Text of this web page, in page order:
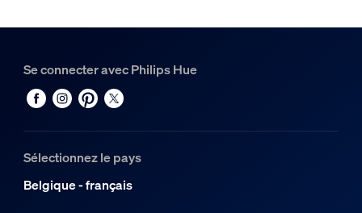
Se connecter avec Philips Hue
Sélectionnez le pays
Belgique - français